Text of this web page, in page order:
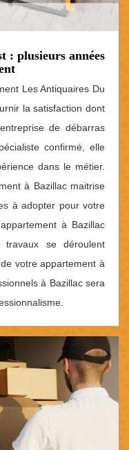
: plusieurs années
Les Antiquaires Du
la satisfaction dont
de débarras
confirmé, elle
dans le métier.
à Bazillac maitrise
à adopter pour votre
à Bazillac
se déroulent
votre appartement à
à Bazillac sera